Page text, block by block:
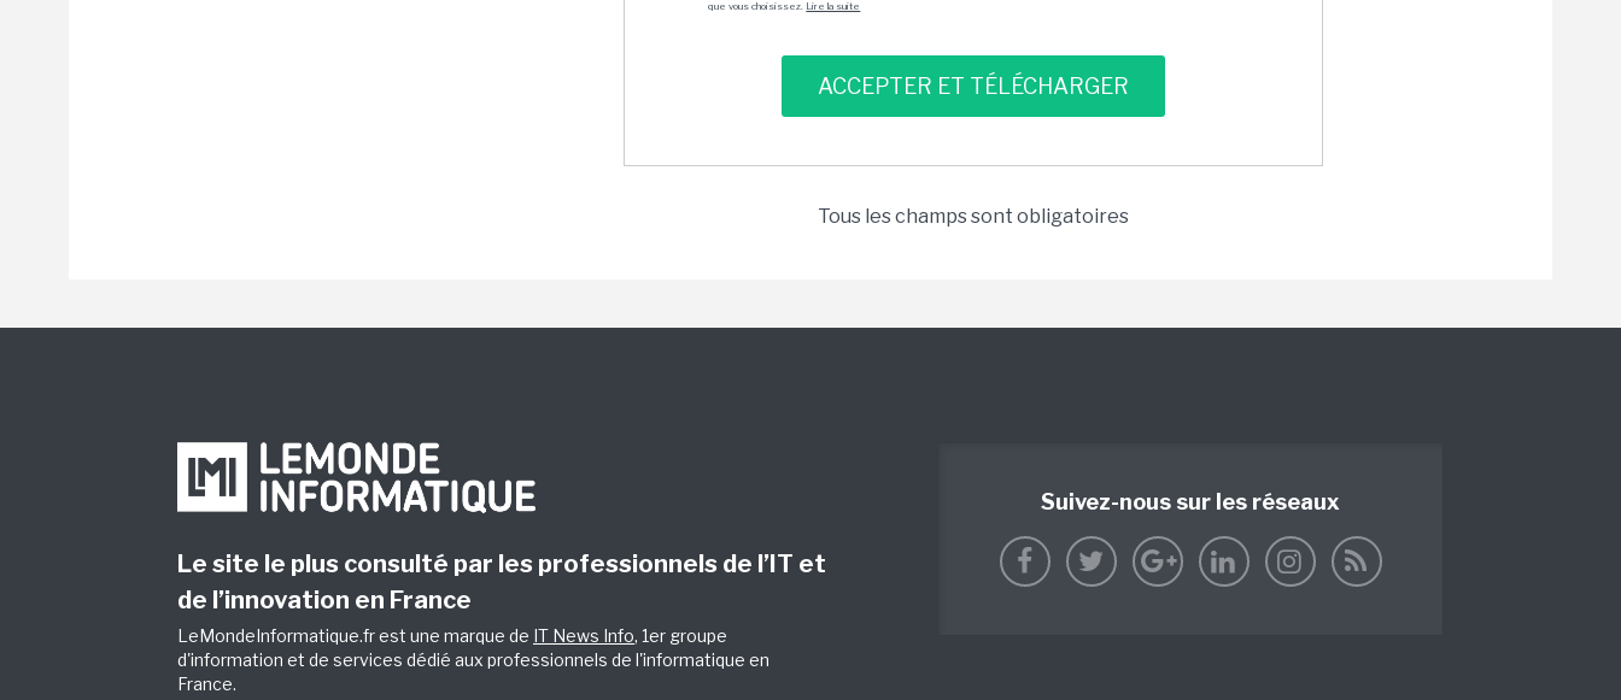
que vous choisissez. Lire la suite
Tous les champs sont obligatoires
Le site le plus consulté par les professionnels de l’IT et
de l’innovation en France
LeMondeInformatique.fr est une marque de IT News Info, 1er groupe
d'information et de services dédié aux professionnels de l'informatique en
France.
Suivez-nous sur les réseaux